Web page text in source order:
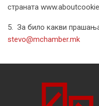
страната
5. За било какви
stevo@mchamber.mk